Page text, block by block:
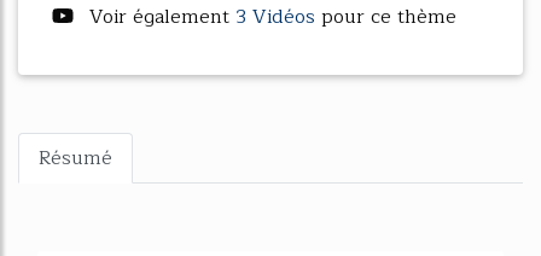
Voir également 3 Vidéos pour ce thème
Résumé